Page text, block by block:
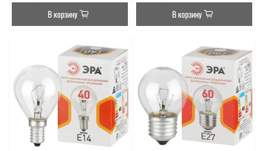
В корзину В корзину